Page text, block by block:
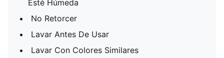
Esté Húmeda
No Retorcer
Lavar Antes De Usar
Lavar Con Colores Similares